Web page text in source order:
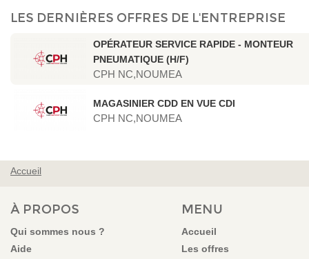
LES DERNIÈRES OFFRES DE L'ENTREPRISE
OPÉRATEUR SERVICE RAPIDE - MONTEUR
PNEUMATIQUE (H/F)
CPH NC,NOUMEA
MAGASINIER CDD EN VUE CDI
CPH NC,NOUMEA
VOUS ÊTES ICI
Accueil
À PROPOS
Qui sommes nous ?
Aide
MENU
Accueil
Les offres